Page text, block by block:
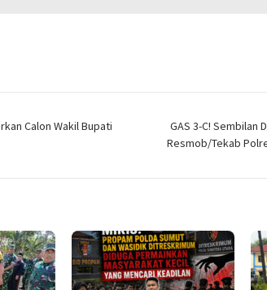
Calon Wakil Bupati
GAS 3-C! Sembilan
Resmob/Tekab